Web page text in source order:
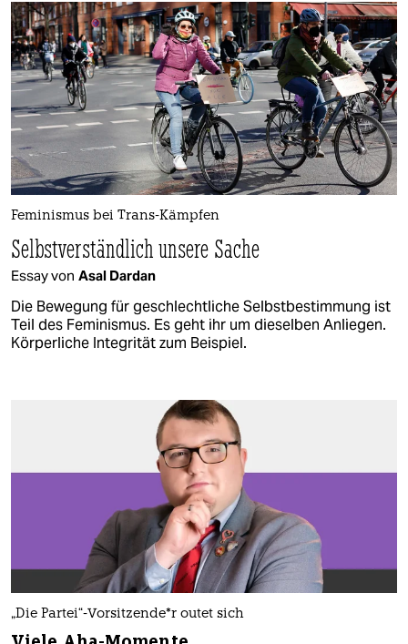
Feminismus bei Trans-Kämpfen
Selbstverständlich unsere Sache
Essay von Asal Dardan
Die Bewegung für geschlechtliche Selbstbestimmung ist
Teil des Feminismus. Es geht ihr um dieselben Anliegen.
Körperliche Integrität zum Beispiel.
„Die Partei“-Vorsitzende*r outet sich